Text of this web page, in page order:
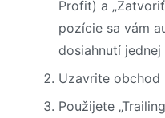
Profit) a
pozície sa vám
dosiahnutí
Uzavrite obchod
Použijete